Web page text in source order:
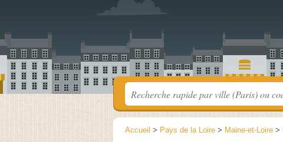
Accueil > Pays de la Loire > Maine-et-Loire >